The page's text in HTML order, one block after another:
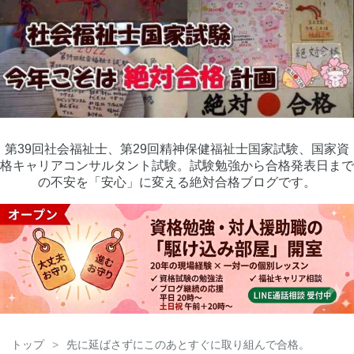
第39回社会福祉士、第29回精神保健福祉士国家試験、国家資
格キャリアコンサルタント試験。試験勉強から合格発表日まで
の不安を「安心」に変える絶対合格ブログです。
トップ > 先に延ばさずにこのあとすぐに取り組んで合格。